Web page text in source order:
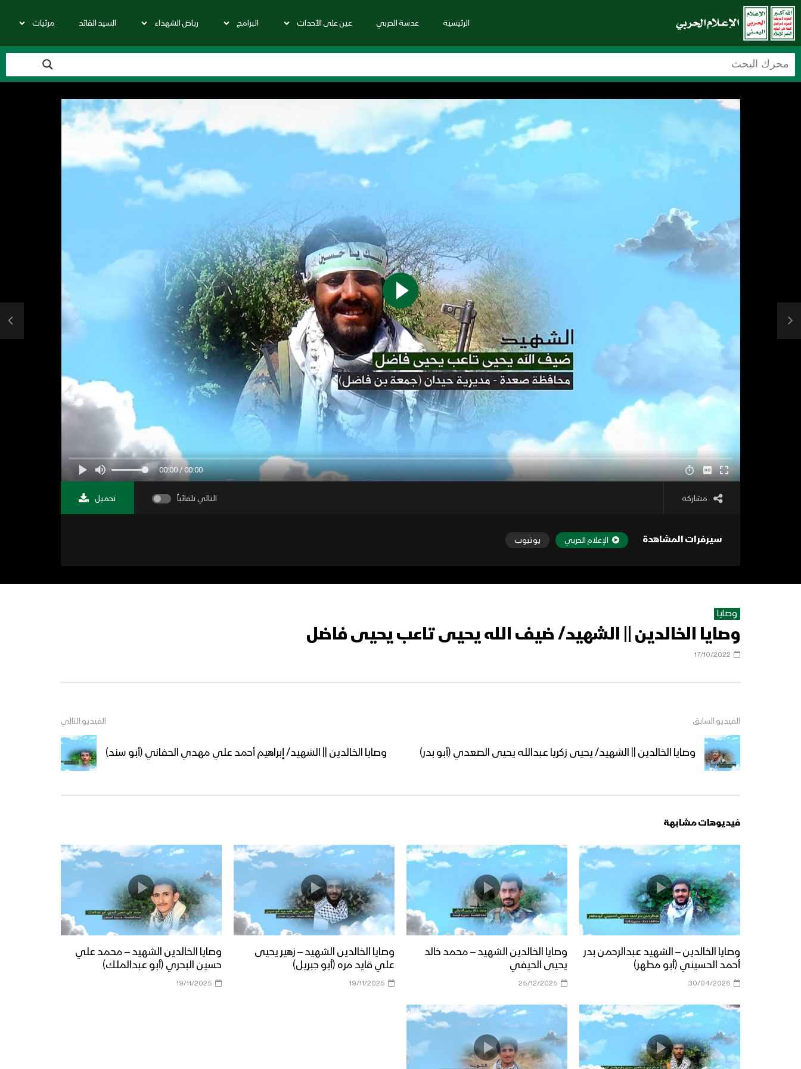
الرئيسية عدسة الحربي عين على الأحداث البرامج رياض الشهداء السيد القائد مرئيات
00:00 / 00:00
مشاركة التالي تلقائياً تحميل
سيرفرات المشاهدة الإعلام الحربي يوتيوب
وصايا
وصايا الخالدين || الشهيد/ ضيف الله يحيى تاعب يحيى فاضل
17/10/2022
الفيديو السابق
وصايا الخالدين || الشهيد/ يحيى زكريا عبدالله يحيى الصعدي (أبو بدر)
الفيديو التالي
وصايا الخالدين || الشهيد/ إبراهيم أحمد علي مهدي الحفاني (أبو سند)
فيديوهات مشابهة
وصايا الخالدين – الشهيد عبدالرحمن بدر
أحمد الحسيني (أبو مطهر)
30/04/2026
وصايا الخالدين الشهيد – محمد خالد
يحيى الحيفي
25/12/2025
وصايا الخالدين الشهيد – زهير يحيى
علي قايد مره (أبو جبريل)
19/11/2025
وصايا الخالدين الشهيد – محمد علي
حسين البحري (أبو عبدالملك)
19/11/2025